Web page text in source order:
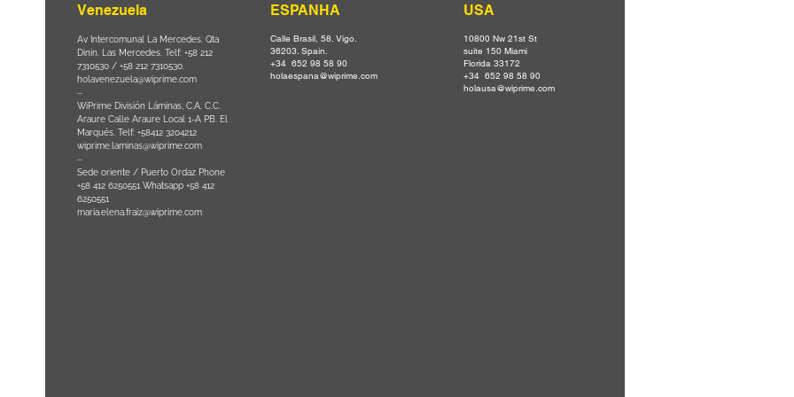
Venezuela
Av Intercomunal La Mercedes. Qta
Dinin. Las Mercedes. Telf: +58 212
7310530 / +58 212 7310530.
holavenezuela@wiprime.com
⏤
WiPrime División Láminas, C.A. C.C.
Araure Calle Araure Local 1-A PB. El
Marqués. Telf: +58412 3204212
wiprime.laminas@wiprime.com
⏤
Sede oriente / Puerto Ordaz Phone
+58 412 6250551 Whatsapp +58 412
6250551
maria.elena.fraiz@wiprime.com
ESPANHA
Calle Brasil, 58. Vigo.
36203. Spain.
+34 652 98 58 90
holaespana@wiprime.com
USA
10800 Nw 21st St
suite 150 Miami
Florida 33172
+34 652 98 58 90
holausa@wiprime.com